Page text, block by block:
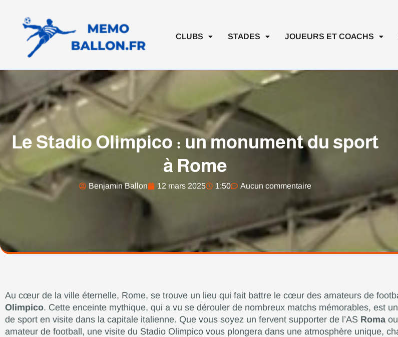
contenu
CLUBS
STADES JOUEURS ET COACHS
Le Stadio Olimpico : un monument du sport
à Rome
Benjamin Ballon 12 mars 2025 1:50 Aucun commentaire
Au cœur de la ville éternelle, Rome, se trouve un lieu qui fait battre le cœur des amateurs de
Olimpico. Cette enceinte mythique, qui a vu se dérouler de nombreux matchs mémorables, est
de sport en visite dans la capitale italienne. Que vous soyez un fervent supporter de l’AS Roma
amateur de football, une visite du Stadio Olimpico vous plongera dans une atmosphère unique,